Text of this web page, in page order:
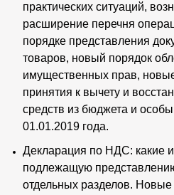
практических ситуаций,
расширение перечня
порядке представления
товаров, новый порядок
имущественных прав,
принятия к вычету и
средств из бюджета и
01.01.2019 года.
Декларация по НДС: какие
подлежащую
отдельных разделов.